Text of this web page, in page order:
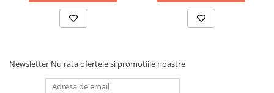
Newsletter Nu rata ofertele si promotiile noastre